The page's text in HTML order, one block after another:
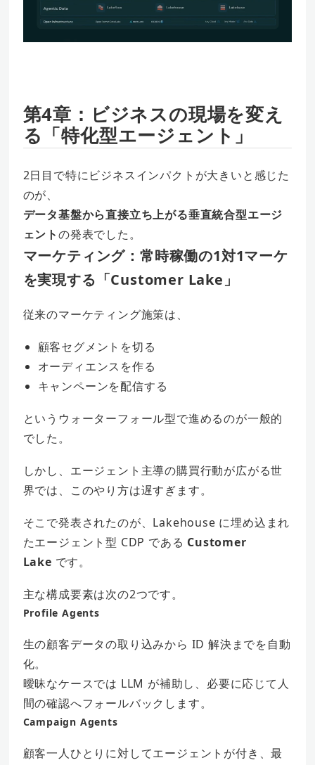
第4章：ビジネスの現場を変え
る「特化型エージェント」
2日目で特にビジネスインパクトが大きいと感じた
のが、
データ基盤から直接立ち上がる垂直統合型エージ
ェントの発表でした。
マーケティング：常時稼働の1対1マーケ
を実現する「Customer Lake」
従来のマーケティング施策は、
顧客セグメントを切る
オーディエンスを作る
キャンペーンを配信する
というウォーターフォール型で進めるのが一般的
でした。
しかし、エージェント主導の購買行動が広がる世
界では、このやり方は遅すぎます。
そこで発表されたのが、Lakehouse に埋め込まれ
たエージェント型 CDP である Customer
Lake です。
主な構成要素は次の2つです。
Profile Agents
生の顧客データの取り込みから ID 解決までを自動
化。
曖昧なケースでは LLM が補助し、必要に応じて人
間の確認へフォールバックします。
Campaign Agents
顧客一人ひとりに対してエージェントが付き、最